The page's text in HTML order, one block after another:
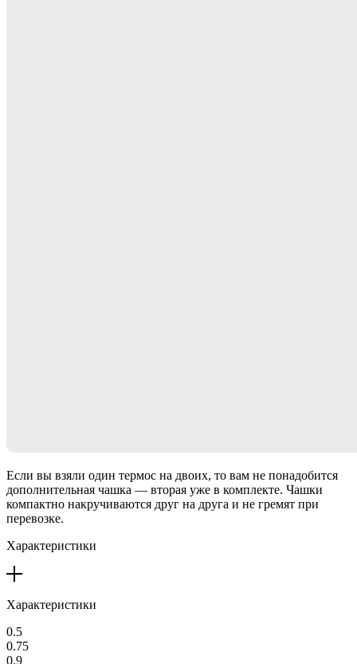
Если вы взяли один термос на двоих, то вам не понадобится
дополнительная чашка — вторая уже в комплекте. Чашки
компактно накручиваются друг на друга и не гремят при
перевозке.
Характеристики
Характеристики
0.5
0.75
0.9